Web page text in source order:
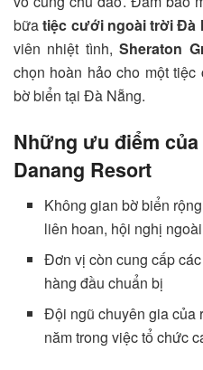
bữatiệc cưới ngoài trời Đà
viên nhiệt tình,Sheraton
chọn hoàn hảo cho một
bờ biển tại Đà Nẵng.
Những ưu điểm của
Danang Resort
Không gian bờ biển
liên hoan, hội nghị
Đơn vị còn cung cấp
hàng đầu chuẩn bị
Đội ngũ chuyên gia của
năm trong việc tổ chức